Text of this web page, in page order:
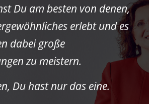
Du am besten von denen,
erlebt und es
dabei große
zu meistern.
Du hast nur das eine.